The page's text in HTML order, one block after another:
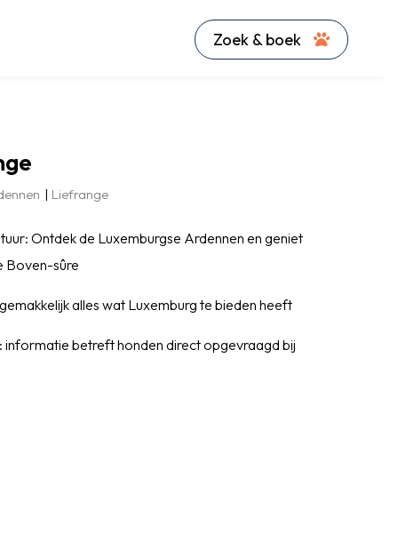
Zoek & boek
Liefrange
Ontdek de Luxemburgse Ardennen en geniet
Boven-sûre
alles wat Luxemburg te bieden heeft
betreft honden direct opgevraagd bij